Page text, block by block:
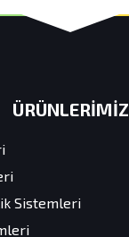
ÜRÜNLERİMİZ
Sistemleri